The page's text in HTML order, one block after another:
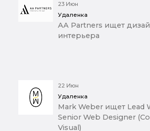
23 Июн
Удаленка
AA Partners ищет
интерьера
22 Июн
Удаленка
Mark Weber ищет Lead
Senior Web Designer
Visual)